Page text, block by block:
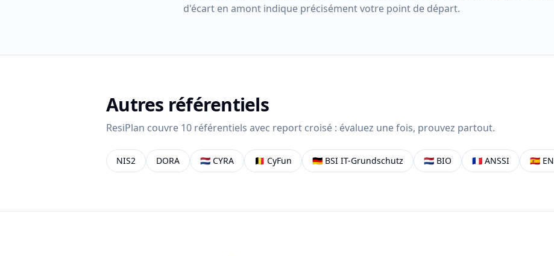
d'écart en amont indique précisément votre point de départ.
Autres référentiels
ResiPlan couvre 10 référentiels avec report croisé : évaluez une fois, prouvez partout.
NIS2 DORA 🇳🇱 CYRA 🇧🇪 CyFun 🇩🇪 BSI IT-Grundschutz 🇳🇱 BIO 🇫🇷 ANSSI 🇪🇸